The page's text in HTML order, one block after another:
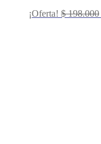
¡Oferta! $198.000